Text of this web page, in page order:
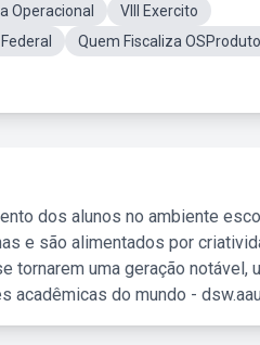
Operacional
VIII Exercito
Quem Fiscaliza
dos alunos no ambiente
e são alimentados por
tornarem uma geração notável,
do mundo -